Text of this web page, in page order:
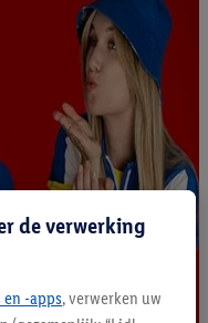
de verwerking
-apps, verwerken uw